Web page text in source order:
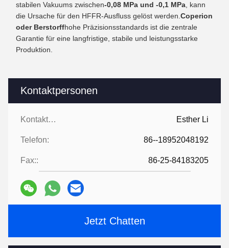
Kontaktpersonen
Kontaktpersonen: Esther Li
Telefon: 86--18952048192
Fax:: 86-25-84183205
Jetzt Chatten
stabilen Vakuums zwischen-0,08 MPa und -0,1 MPa, kann
die Ursache für den HFFR-Ausfluss gelöst werden.Coperion
oder Berstorffhohe Präzisionsstandards ist die zentrale
Garantie für eine langfristige, stabile und leistungsstarke
Produktion.